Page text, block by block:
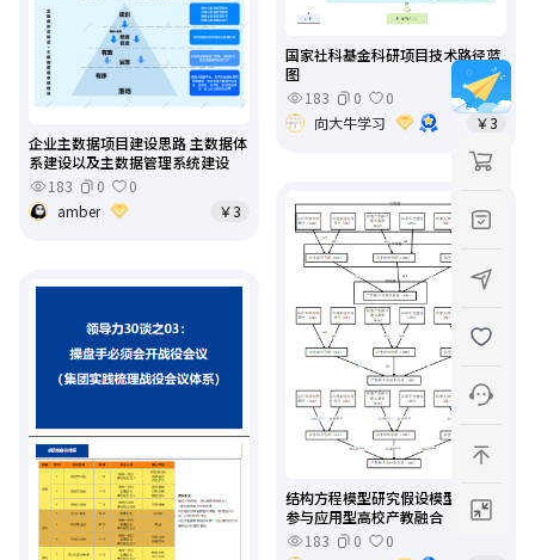
国家社科基金科研项目技术路径蓝
图
183
0
0
向大牛学习
￥3
企业主数据项目建设思路 主数据体
系建设以及主数据管理系统建设
183
0
0
amber
￥3
结构方程模型研究假设模型图 企业
参与应用型高校产教融合
183
0
0